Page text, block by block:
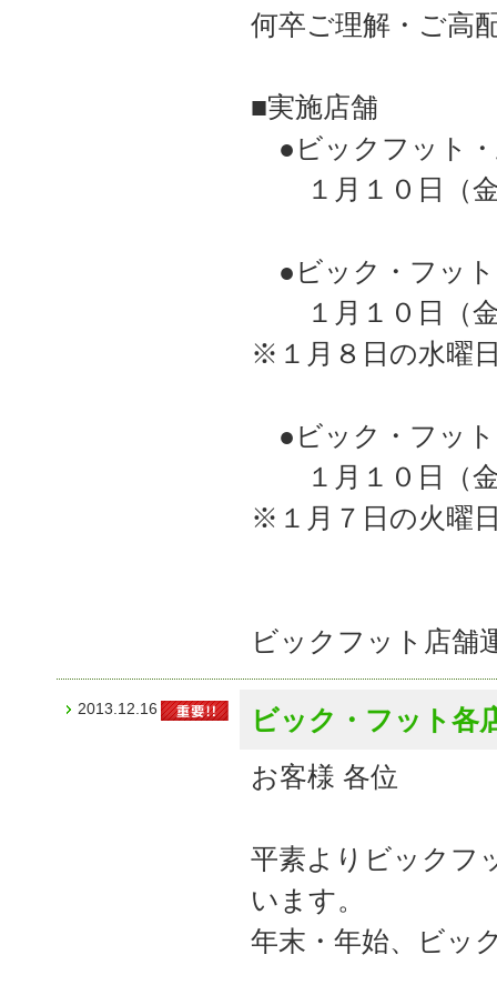
何卒ご理解・ご高
■実施店舗
●ビックフット・
１月１０日（金
●ビック・フット
１月１０日（金
※１月８日の水曜
●ビック・フット
１月１０日（金
※１月７日の火曜
ビックフット店舗
2013.12.16
ビック・フット各
お客様 各位
平素よりビックフ
います。
年末・年始、ビッ